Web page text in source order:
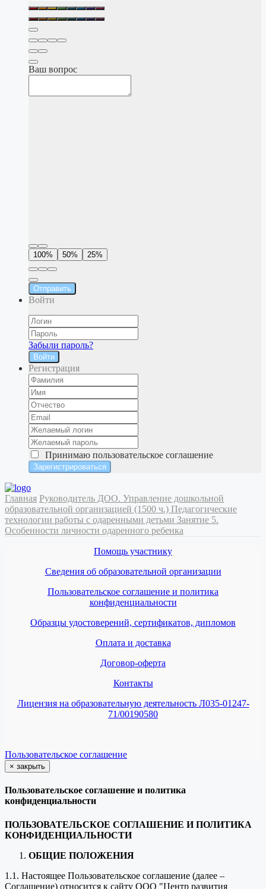
Ваш вопрос
100% 50% 25%
Отправить
Войти
Забыли пароль?
Войти
Регистрация
Принимаю пользовательское соглашение
Главная Руководитель ДОО. Управление дошкольной
образовательной организацией (1500 ч.) Педагогические
технологии работы с одаренными детьми Занятие 5.
Особенности личности одаренного ребенка
Помощь участнику
Сведения об образовательной организации
Пользовательское соглашение и политика
конфиденциальности
Образцы удостоверений, сертификатов, дипломов
Оплата и доставка
Договор-оферта
Контакты
Лицензия на образовательную деятельность Л035-01247-
71/00190580
Пользовательское соглашение
× закрыть
Пользовательское соглашение и политика
конфиденциальности
ПОЛЬЗОВАТЕЛЬСКОЕ СОГЛАШЕНИЕ И ПОЛИТИКА
КОНФИДЕНЦИАЛЬНОСТИ
ОБЩИЕ ПОЛОЖЕНИЯ
1.1. Настоящее Пользовательское соглашение (далее –
Соглашение) относится к сайту ООО "Центр развития